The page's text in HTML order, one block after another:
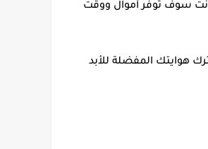
سوف توفر أموال ووقت
هوايتك المفضلة للأبد